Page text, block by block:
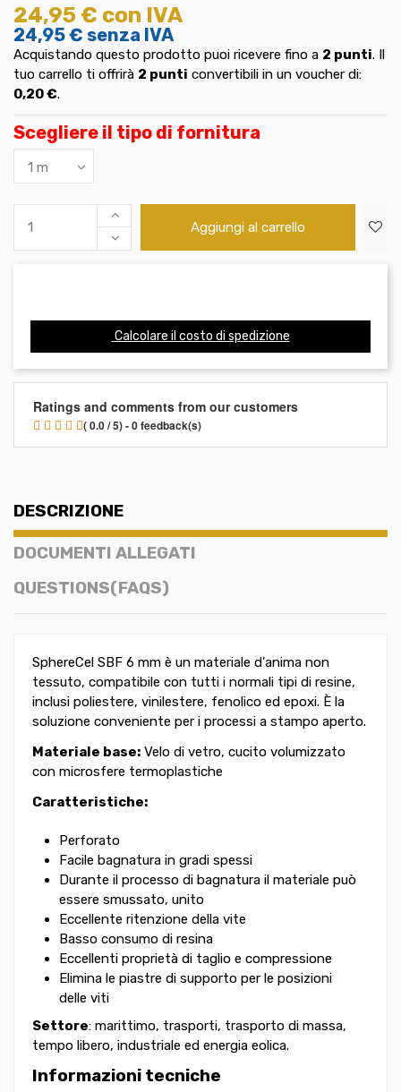
24,95 € con IVA
24,95 € senza IVA
Acquistando questo prodotto puoi ricevere fino a 2 punti. Il
tuo carrello ti offrirà 2 punti convertibili in un voucher di:
0,20 €.
Scegliere il tipo di fornitura
Aggiungi al carrello
Calcolare il costo di spedizione
Ratings and comments from our customers
( 0.0 / 5) - 0 feedback(s)
DESCRIZIONE
DOCUMENTI ALLEGATI
QUESTIONS(FAQS)
SphereCel SBF 6 mm è un materiale d'anima non
tessuto, compatibile con tutti i normali tipi di resine,
inclusi poliestere, vinilestere, fenolico ed epoxi. È la
soluzione conveniente per i processi a stampo aperto.
Materiale base: Velo di vetro, cucito volumizzato
con microsfere termoplastiche
Caratteristiche:
Perforato
Facile bagnatura in gradi spessi
Durante il processo di bagnatura il materiale può
essere smussato, unito
Eccellente ritenzione della vite
Basso consumo di resina
Eccellenti proprietà di taglio e compressione
Elimina le piastre di supporto per le posizioni
delle viti
Settore: marittimo, trasporti, trasporto di massa,
tempo libero, industriale ed energia eolica.
Informazioni tecniche